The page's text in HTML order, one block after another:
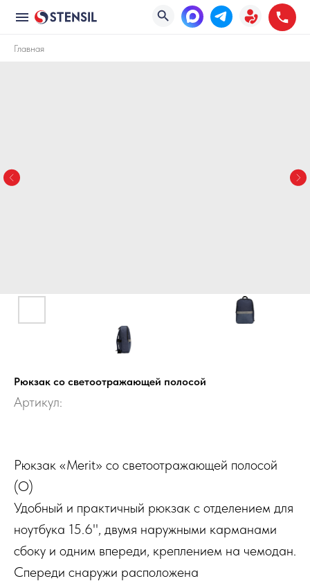
Главная
Рюкзак со светоотражающей полосой
Артикул:
Рюкзак «Merit» со светоотражающей полосой
(О)
Удобный и практичный рюкзак с отделением для
ноутбука 15.6'', двумя наружными карманами
сбоку и одним впереди, креплением на чемодан.
Спереди снаружи расположена